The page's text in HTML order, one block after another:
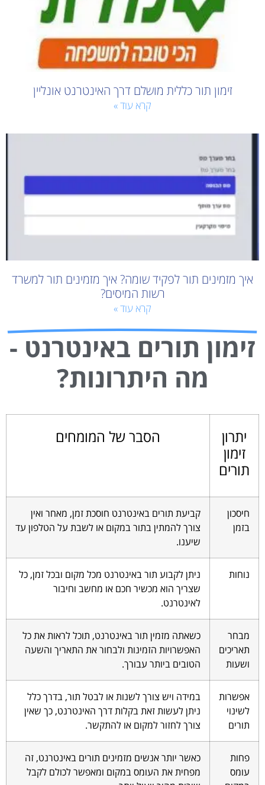
זימון תור כללית מושלם דרך האינטרנט אונליין
קרא עוד »
איך מזמינים תור לפקיד שומה? איך מזמינים תור למשרד
רשות המיסים?
קרא עוד »
זימון תורים באינטרנט -
מה היתרונות?
יתרון
זימון
תורים
הסבר של המומחים
חיסכון
בזמן
קביעת תורים באינטרנט חוסכת זמן, מאחר ואין
צורך להמתין בתור במקום או לשבת על הטלפון עד
שיענו.
נוחות
ניתן לקבוע תור באינטרנט מכל מקום ובכל זמן, כל
שצריך הוא מכשיר חכם או מחשב וחיבור
לאינטרנט.
מבחר
תאריכים
ושעות
כשאתה מזמין תור באינטרנט, תוכל לראות את כל
האפשרויות הזמינות ולבחור את התאריך והשעה
הטובים ביותר עבורך.
אפשרות
לשינוי
תורים
במידה ויש צורך לשנות או לבטל תור, בדרך כלל
ניתן לעשות זאת בקלות דרך האינטרנט, כך שאין
צורך לחזור למקום או להתקשר.
פחות
עומס
כאשר יותר אנשים מזמינים תורים באינטרנט, זה
מפחית את העומס במקום ומאפשר לכולם לקבל